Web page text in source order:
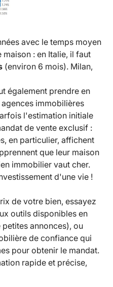
avec le temps moyen
: en Italie, il faut
(environ 6 mois). Milan,
également prendre en
immobilières
l'estimation initiale
de vente exclusif :
en particulier, affichent
que leur maison
immobilier vaut cher.
d'une vie !
de votre bien, essayez
outils disponibles en
annonces), ou
de confiance qui
pour obtenir le mandat.
rapide et précise,